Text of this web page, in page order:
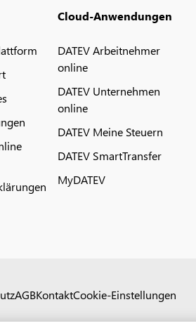
Cloud-Anwendungen
DATEV Arbeitnehmer
online
DATEV Unternehmen
online
DATEV Meine Steuern
DATEV SmartTransfer
MyDATEV
AGBKontaktCookie-Einstellungen